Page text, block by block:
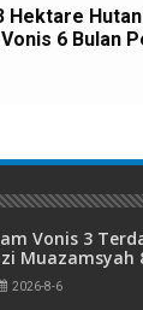
Hektare
Vonis 6 Bulan
Vonis 3
Muazamsyah
Divonis 2
2026-8-6